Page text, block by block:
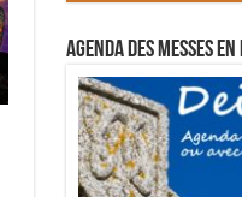
Agenda des messes